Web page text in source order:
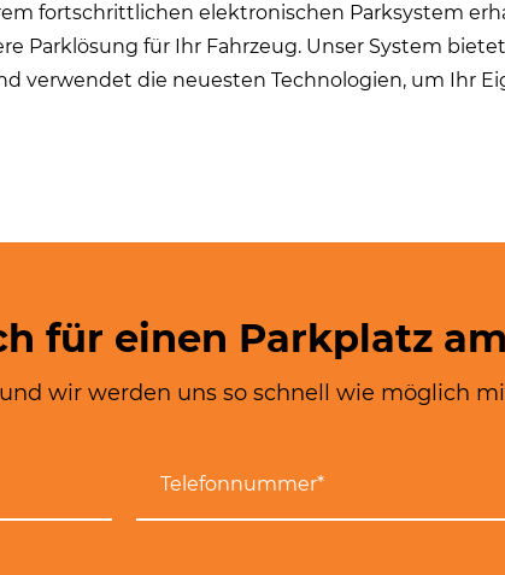
fortschrittlichen elektronischen Parksystem
Parklösung für Ihr Fahrzeug. Unser System
verwendet die neuesten Technologien, um Ihr
für einen Parkplatz
wir werden uns so schnell wie möglich